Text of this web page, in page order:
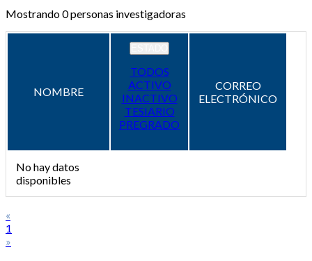
Mostrando0personas investigadoras
NOMBRE
TODOS
ACTIVO
INACTIVO
TESIARIO
PREGRADO
CORREO
ELECTRÓNICO
No hay datos
disponibles
«
1
»